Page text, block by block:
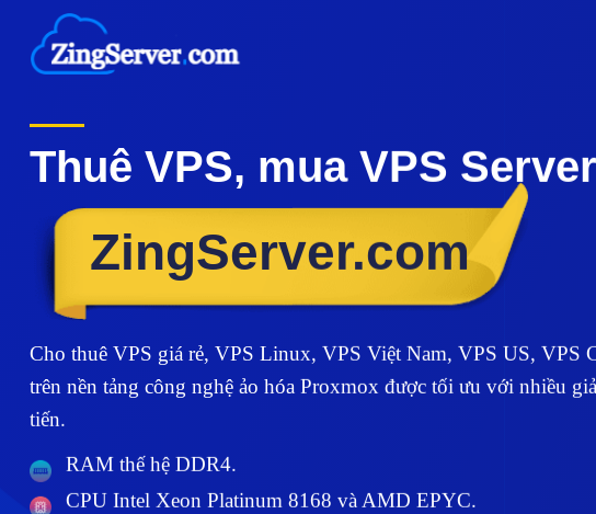
Thuê VPS, mua VPS
ZingServer.com
Cho thuê VPS giá rẻ, VPS Linux, VPS Việt Nam, VPS US, VPS
trên nền tảng công nghệ ảo hóa Proxmox được tối ưu với nhiều
tiến.
RAM thế hệ DDR4.
CPU Intel Xeon Platinum 8168 và AMD EPYC.